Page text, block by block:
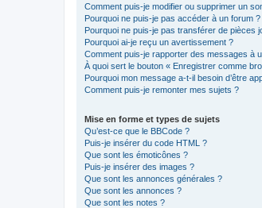
Comment puis-je modifier ou supprimer un
Pourquoi ne puis-je pas accéder à un forum ?
Pourquoi ne puis-je pas transférer de pièces
Pourquoi ai-je reçu un avertissement ?
Comment puis-je rapporter des messages à
À quoi sert le bouton « Enregistrer comme
Pourquoi mon message a-t-il besoin d’être
Comment puis-je remonter mes sujets ?
Mise en forme et types de sujets
Qu’est-ce que le BBCode ?
Puis-je insérer du code HTML ?
Que sont les émoticônes ?
Puis-je insérer des images ?
Que sont les annonces générales ?
Que sont les annonces ?
Que sont les notes ?